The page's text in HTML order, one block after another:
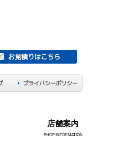
店舗案内
SHOP INFORMATION